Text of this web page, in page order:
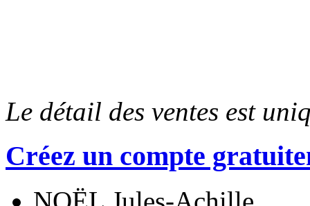
Le détail des ventes est
Créez un compte